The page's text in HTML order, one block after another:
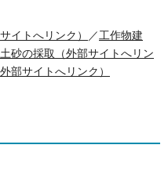
イトへリンク） ／工作物建
砂の採取（外部サイトへリン
部サイトへリンク）